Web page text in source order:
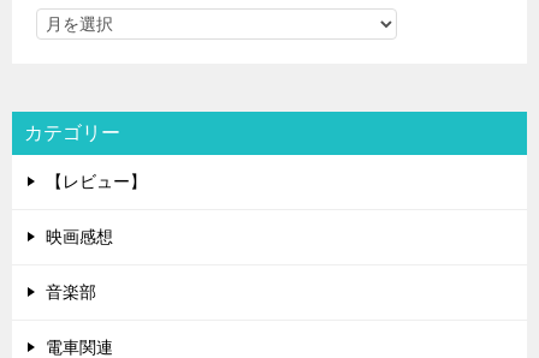
カテゴリー
【レビュー】
映画感想
音楽部
電車関連